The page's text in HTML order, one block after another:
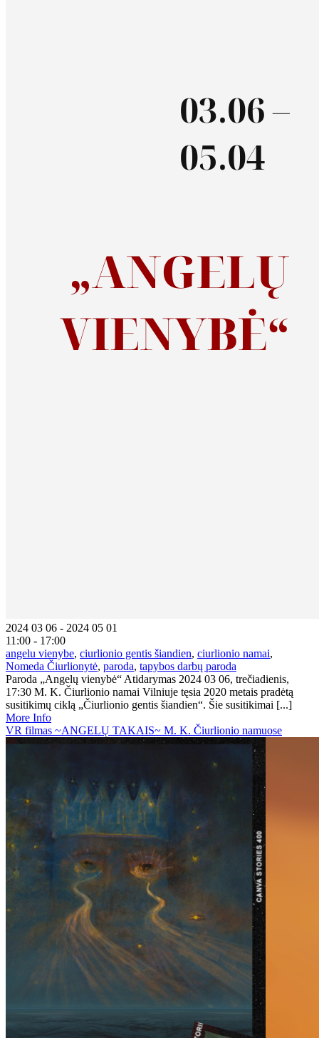
2024 03 06 - 2024 05 01
11:00 - 17:00
angelu vienybe, ciurlionio gentis šiandien, ciurlionio namai,
Nomeda Čiurlionytė, paroda, tapybos darbų paroda
Paroda „Angelų vienybė“ Atidarymas 2024 03 06, trečiadienis,
17:30 M. K. Čiurlionio namai Vilniuje tęsia 2020 metais pradėtą
susitikimų ciklą „Čiurlionio gentis šiandien“. Šie susitikimai [...]
More Info
VR filmas ~ANGELŲ TAKAIS~ M. K. Čiurlionio namuose